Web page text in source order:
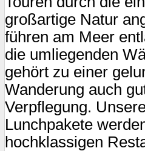
großartige Natur
führen am Meer
die umliegenden
gehört zu einer
Wanderung auch
Verpflegung.
Lunchpakete
hochklassigen